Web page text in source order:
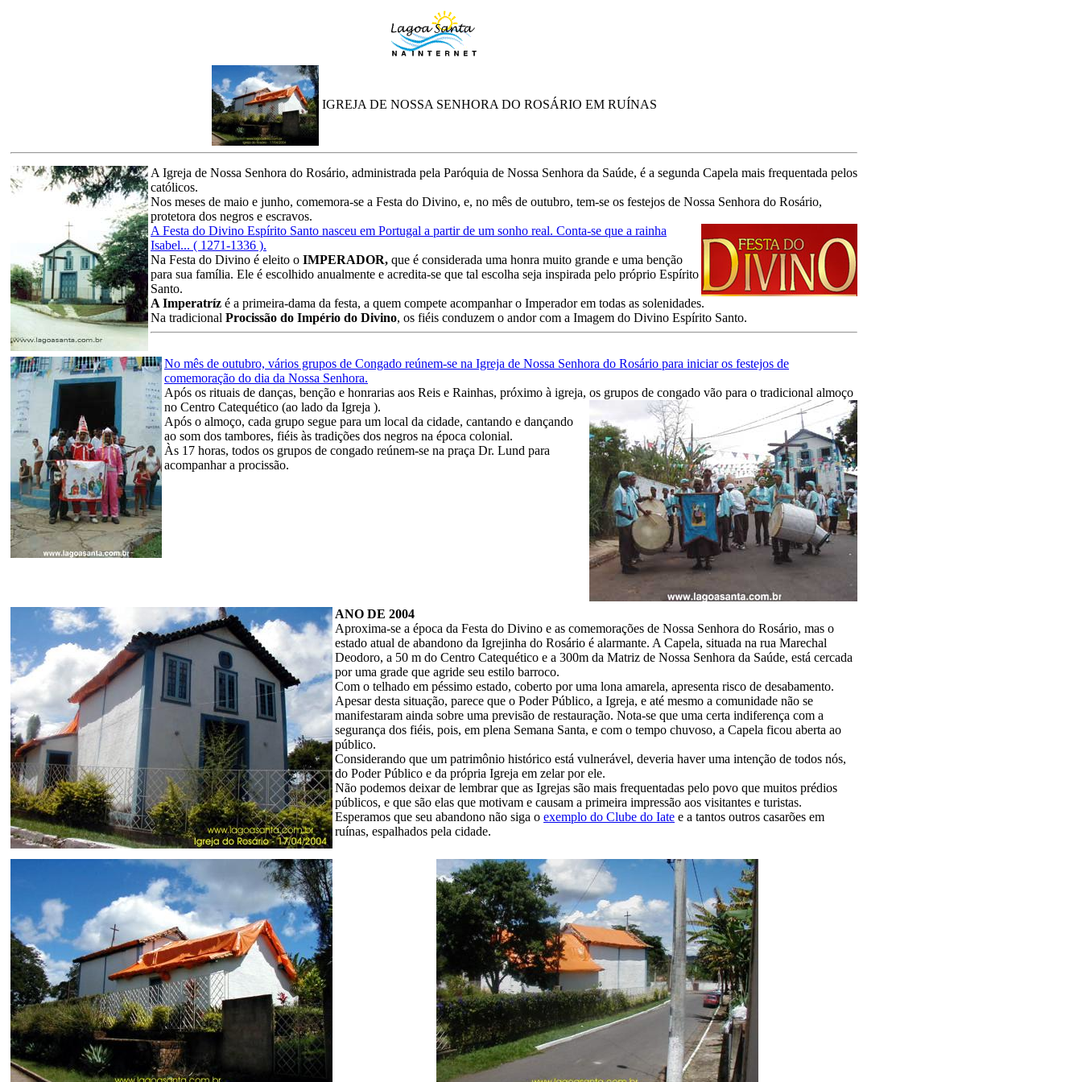
IGREJA DE NOSSA SENHORA DO ROSÁRIO EM RUÍNAS
A Igreja de Nossa Senhora do Rosário, administrada pela Paróquia de Nossa Senhora da Saúde, é a segunda Capela mais frequentada pelos
católicos.
Nos meses de maio e junho, comemora-se a Festa do Divino, e, no mês de outubro, tem-se os festejos de Nossa Senhora do Rosário,
protetora dos negros e escravos.
A Festa do Divino Espírito Santo nasceu em Portugal a partir de um sonho real. Conta-se que a rainha
Isabel... ( 1271-1336 ).
Na Festa do Divino é eleito o IMPERADOR, que é considerada uma honra muito grande e uma benção
para sua família. Ele é escolhido anualmente e acredita-se que tal escolha seja inspirada pelo próprio Espírito
Santo.
A Imperatríz é a primeira-dama da festa, a quem compete acompanhar o Imperador em todas as solenidades.
Na tradicional Procissão do Império do Divino, os fiéis conduzem o andor com a Imagem do Divino Espírito Santo.
No mês de outubro, vários grupos de Congado reúnem-se na Igreja de Nossa Senhora do Rosário para iniciar os festejos de
comemoração do dia da Nossa Senhora.
Após os rituais de danças, benção e honrarias aos Reis e Rainhas, próximo à igreja, os grupos de congado vão para o tradicional almoço
no Centro Catequético (ao lado da Igreja ).
Após o almoço, cada grupo segue para um local da cidade, cantando e dançando
ao som dos tambores, fiéis às tradições dos negros na época colonial.
Às 17 horas, todos os grupos de congado reúnem-se na praça Dr. Lund para
acompanhar a procissão.
ANO DE 2004
Aproxima-se a época da Festa do Divino e as comemorações de Nossa Senhora do Rosário, mas o
estado atual de abandono da Igrejinha do Rosário é alarmante. A Capela, situada na rua Marechal
Deodoro, a 50 m do Centro Catequético e a 300m da Matriz de Nossa Senhora da Saúde, está cercada
por uma grade que agride seu estilo barroco.
Com o telhado em péssimo estado, coberto por uma lona amarela, apresenta risco de desabamento.
Apesar desta situação, parece que o Poder Público, a Igreja, e até mesmo a comunidade não se
manifestaram ainda sobre uma previsão de restauração. Nota-se que uma certa indiferença com a
segurança dos fiéis, pois, em plena Semana Santa, e com o tempo chuvoso, a Capela ficou aberta ao
público.
Considerando que um patrimônio histórico está vulnerável, deveria haver uma intenção de todos nós,
do Poder Público e da própria Igreja em zelar por ele.
Não podemos deixar de lembrar que as Igrejas são mais frequentadas pelo povo que muitos prédios
públicos, e que são elas que motivam e causam a primeira impressão aos visitantes e turistas.
Esperamos que seu abandono não siga o exemplo do Clube do Iate e a tantos outros casarões em
ruínas, espalhados pela cidade.